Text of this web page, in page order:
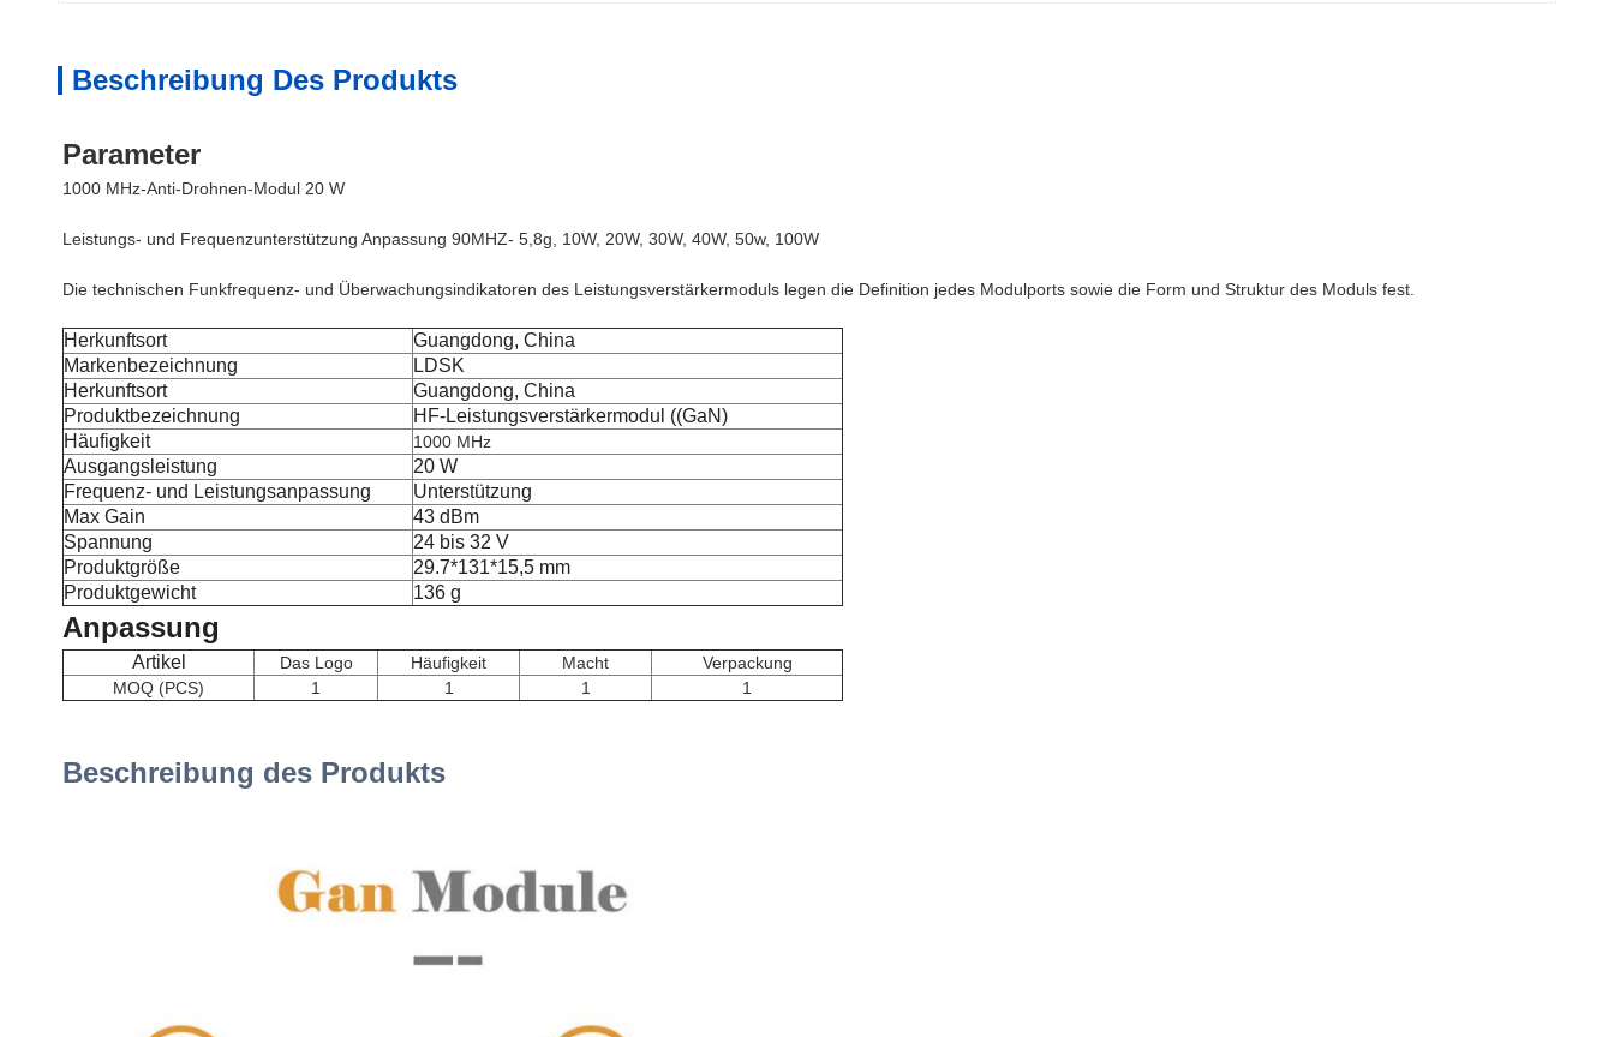
Beschreibung Des Produkts
Parameter
1000 MHz-Anti-Drohnen-Modul 20 W
Leistungs- und Frequenzunterstützung Anpassung 90MHZ- 5,8g, 10W, 20W, 30W, 40W, 50w, 100W
Die technischen Funkfrequenz- und Überwachungsindikatoren des Leistungsverstärkermoduls legen die Definition jedes Modulports sowie die Form und Struktur des Moduls fest.
Herkunftsort
Guangdong, China
Markenbezeichnung
LDSK
Herkunftsort
Guangdong, China
Produktbezeichnung
HF-Leistungsverstärkermodul ((GaN)
Häufigkeit
1000 MHz
Ausgangsleistung
20 W
Frequenz- und Leistungsanpassung
Unterstützung
Max Gain
43 dBm
Spannung
24 bis 32 V
Produktgröße
29.7*131*15,5 mm
Produktgewicht
136 g
Anpassung
Artikel Das Logo Häufigkeit Macht
Verpackung
MOQ (PCS)
1 1 1 1
Beschreibung des Produkts